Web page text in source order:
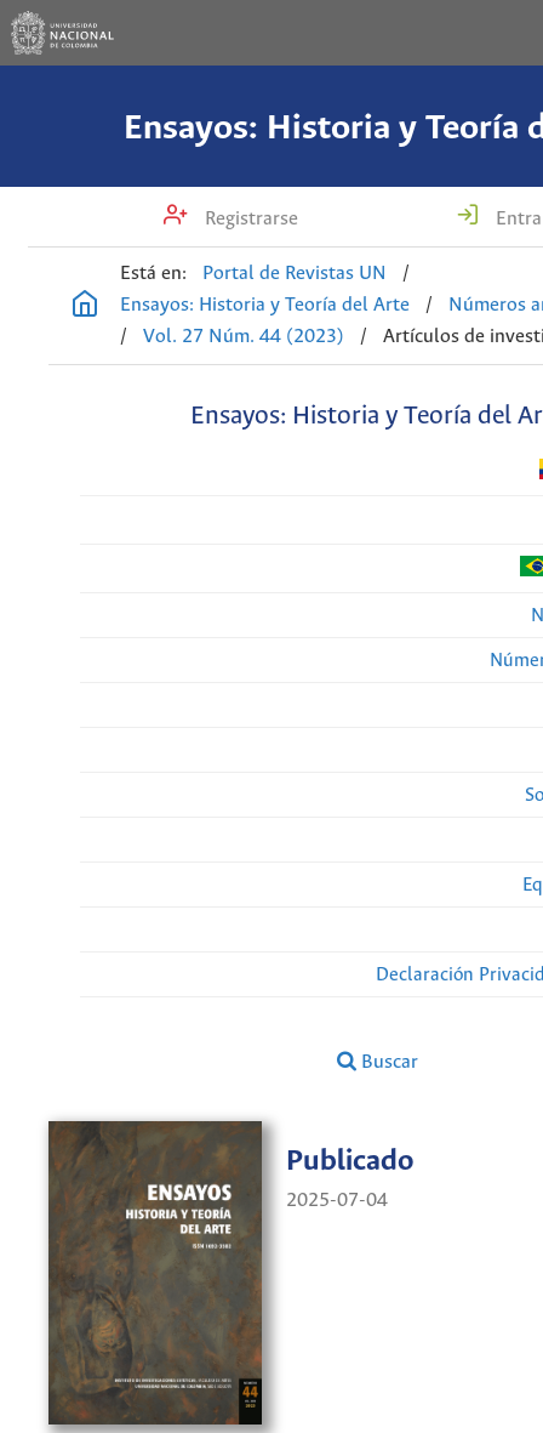
Ensayos: Historia y Teoría
Registrarse
Está en: Portal de Revistas UN
/
Ensayos: Historia y Teoría del Arte
/
Números
/
Vol. 27 Núm. 44 (2023) / Artículos de
Ensayos: Historia y Teoría del
Declaración
Buscar
Publicado
2025-07-04